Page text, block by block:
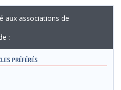
aux associations de
:
PRÉFÉRÉS